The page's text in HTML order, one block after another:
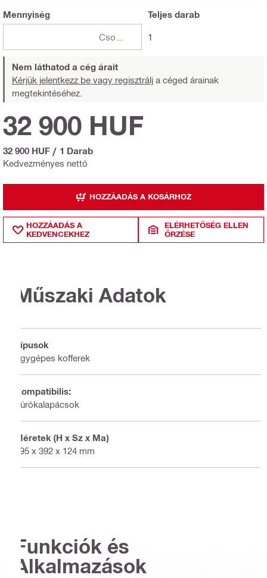
Mennyiség Teljesdarab
1
Nem láthatod a cég árait
Kérjük jelentkezz be vagy regisztrálj a céged árainak
megtekintéséhez.
Kedvezményes nettó
32 900 HUF
32 900 HUF / 1 Darab
HOZZÁADÁS A KOSÁRHOZ
HOZZÁADÁS A
KEDVENCEKHEZ
ELÉRHETŐSÉG ELLEN
ŐRZÉSE
Műszaki Adatok
Típusok
Egygépes kofferek
Kompatibilis:
Fúrókalapácsok
Méretek (H x Sz x Ma)
495 x 392 x 124 mm
Funkciók és
Alkalmazások